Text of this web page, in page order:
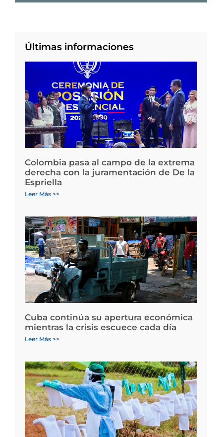
Últimas informaciones
Colombia pasa al campo de la extrema
derecha con la juramentación de De la
Espriella
Leer Más >>
Cuba continúa su apertura económica
mientras la crisis escuece cada día
Leer Más >>